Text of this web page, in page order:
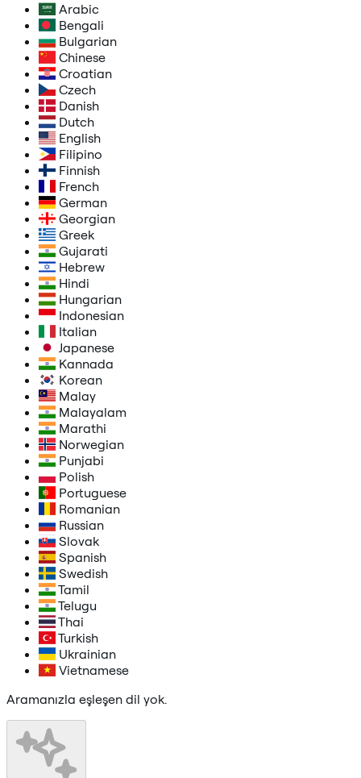
Arabic
Bengali
Bulgarian
Chinese
Croatian
Czech
Danish
Dutch
English
Filipino
Finnish
French
German
Georgian
Greek
Gujarati
Hebrew
Hindi
Hungarian
Indonesian
Italian
Japanese
Kannada
Korean
Malay
Malayalam
Marathi
Norwegian
Punjabi
Polish
Portuguese
Romanian
Russian
Slovak
Spanish
Swedish
Tamil
Telugu
Thai
Turkish
Ukrainian
Vietnamese
Aramanızla eşleşen dil yok.